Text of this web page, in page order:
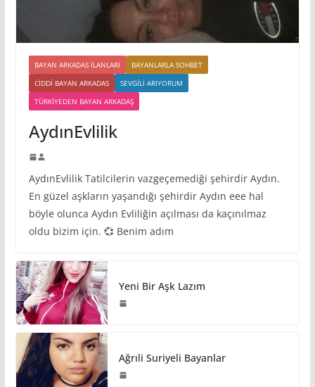
BAYAN ARKADAS ILANLARI
BAYANLARLA SOHBET
CIDDI BAYAN ARKADAS
SEVGILI ARIYORUM
TÜRKIYEDEN BAYAN ARKADAŞ
AydınEvlilik
AydınEvlilik Tatilcilerin vazgeçemediği şehirdir Aydın.
En güzel aşkların yaşandığı şehirdir Aydın eee hal
böyle olunca Aydın Evliliğin açılması da kaçınılmaz
oldu bizim için. 💞 Benim adım
Yeni Bir Aşk Lazım
Ağrıli Suriyeli Bayanlar